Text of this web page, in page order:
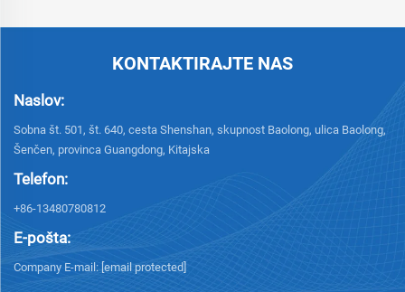
KONTAKTIRAJTE NAS
Naslov:
Sobna št. 501, št. 640, cesta Shenshan, skupnost Baolong, ulica Baolong,
Šenčen, provinca Guangdong, Kitajska
Telefon:
+86-13480780812
E-pošta:
Company E-mail: [email protected]